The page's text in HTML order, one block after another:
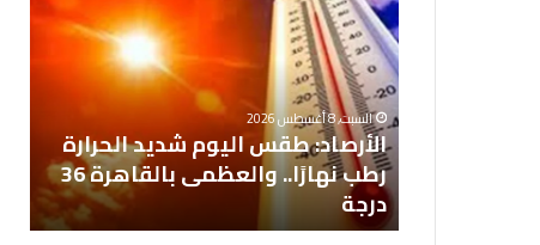
اليوم
شديد
الحرارة
رطب
نهارًا..
والعظمى
بالقاهرة
36
درجة
السبت, 8 أغسطس 2026
الأرصاد: طقس اليوم شديد الحرارة
رطب نهارًا.. والعظمى بالقاهرة 36
درجة
الأزهر:
الله